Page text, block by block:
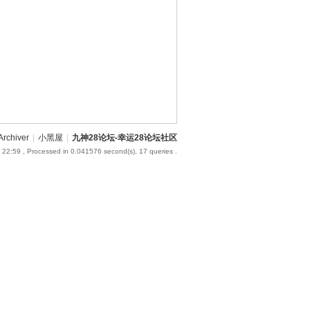
小黑屋 九神28论坛-幸运28论坛社区
22:59 , Processed in 0.041576 second(s), 17 queries .